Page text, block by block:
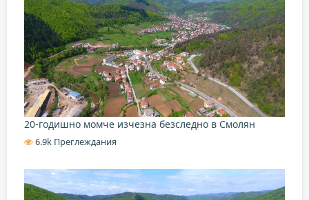
20-годишно момче изчезна безследно в Смолян
6.9k Преглеждания